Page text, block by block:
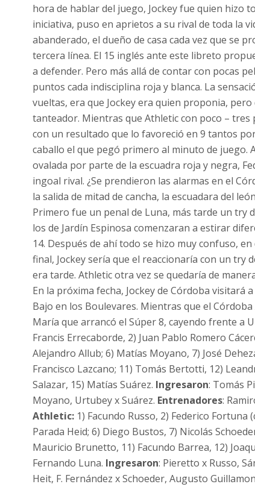
hora de hablar del juego, Jockey fue quien hizo
iniciativa, puso en aprietos a su rival de toda la
abanderado, el dueño de casa cada vez que se
tercera línea. El 15 inglés ante este libreto
a defender. Pero más allá de contar con pocas
puntos cada indisciplina roja y blanca. La
vueltas, era que Jockey era quien proponia,
tanteador. Mientras que Athletic con poco –
con un resultado que lo favoreció en 9 tantos
caballo el que pegó primero al minuto de juego.
ovalada por parte de la escuadra roja y negra,
ingoal rival. ¿Se prendieron las alarmas en el
la salida de mitad de cancha, la escuadara del
Primero fue un penal de Luna, más tarde un try
los de Jardín Espinosa comenzaran a estirar
14. Después de ahí todo se hizo muy confuso,
final, Jockey sería que el reaccionaría con un try
era tarde. Athletic otra vez se quedaría de
En la próxima fecha, Jockey de Córdoba visitará
Bajo en los Boulevares. Mientras que el
María que arrancó el Súper 8, cayendo frente a
Francis Errecaborde, 2) Juan Pablo Romero
Alejandro Allub; 6) Matías Moyano, 7) José
Francisco Lazcano; 11) Tomás Bertotti, 12)
Salazar, 15) Matías Suárez. Ingresaron: Tomás
Moyano, Urtubey x Suárez. Entrenadores:
Athletic: 1) Facundo Russo, 2) Federico Fortuna
Parada Heid; 6) Diego Bustos, 7) Nicolás
Mauricio Brunetto, 11) Facundo Barrea, 12)
Fernando Luna. Ingresaron: Pieretto x Russo,
Heit, F. Fernández x Schoeder, Augusto